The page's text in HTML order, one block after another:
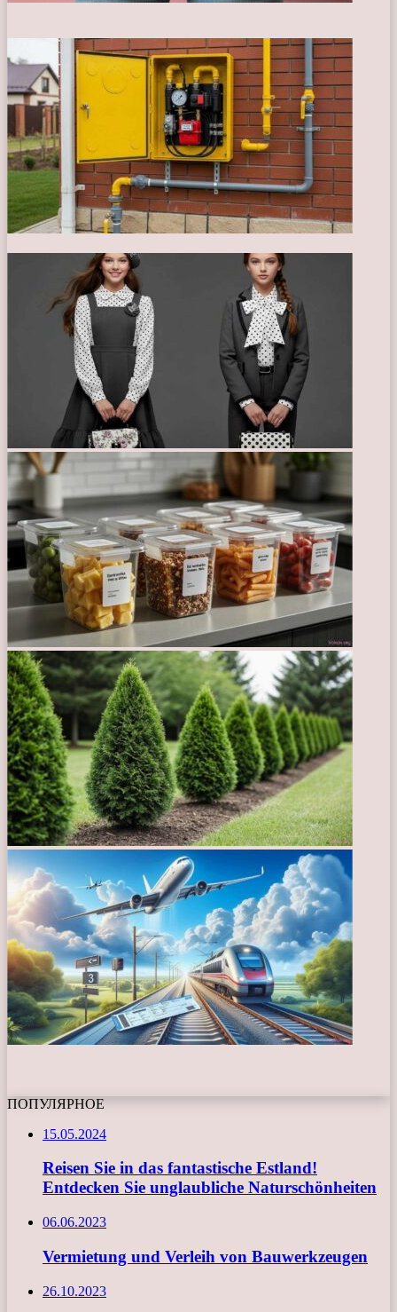
ПОПУЛЯРНОЕ
15.05.2024
Reisen Sie in das fantastische Estland!
Entdecken Sie unglaubliche Naturschönheiten
06.06.2023
Vermietung und Verleih von Bauwerkzeugen
26.10.2023